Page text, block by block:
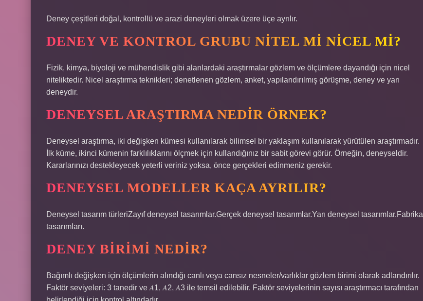
Deney çeşitleri doğal, kontrollü ve arazi deneyleri olmak üzere üçe ayrılır.
DENEY VE KONTROL GRUBU NITEL MI NICEL MI?
Fizik, kimya, biyoloji ve mühendislik gibi alanlardaki araştırmalar gözlem ve ölçümlere dayandığı için nicel
niteliktedir. Nicel araştırma teknikleri; denetlenen gözlem, anket, yapılandırılmış görüşme, deney ve yarı
deneydir.
DENEYSEL ARAŞTIRMA NEDIR ÖRNEK?
Deneysel araştırma, iki değişken kümesi kullanılarak bilimsel bir yaklaşım kullanılarak yürütülen araştırmadır.
İlk küme, ikinci kümenin farklılıklarını ölçmek için kullandığınız bir sabit görevi görür. Örneğin, deneyseldir.
Kararlarınızı destekleyecek yeterli veriniz yoksa, önce gerçekleri edinmeniz gerekir.
DENEYSEL MODELLER KAÇA AYRILIR?
Deneysel tasarım türleriZayıf deneysel tasarımlar.Gerçek deneysel tasarımlar.Yarı deneysel tasarımlar.Fabrika
tasarımları.
DENEY BIRIMI NEDIR?
Bağımlı değişken için ölçümlerin alındığı canlı veya cansız nesneler/varlıklar gözlem birimi olarak adlandırılır.
Faktör seviyeleri: 3 tanedir ve 𝐴1, 𝐴2, 𝐴3 ile temsil edilebilir. Faktör seviyelerinin sayısı araştırmacı tarafından